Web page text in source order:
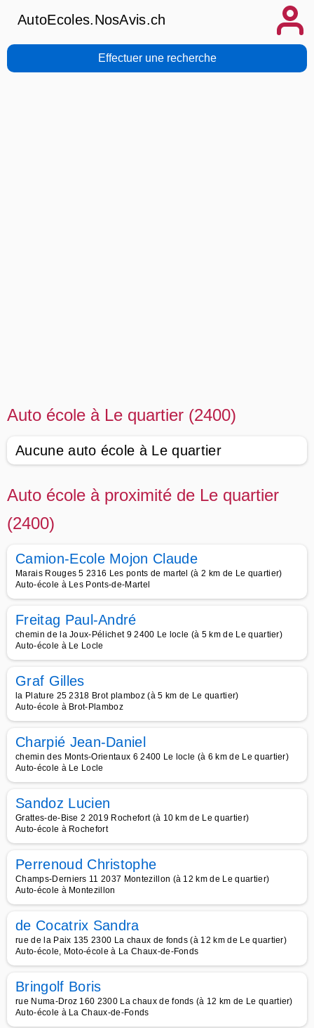
AutoEcoles.NosAvis.ch
Effectuer une recherche
Auto école à Le quartier (2400)
Aucune auto école à Le quartier
Auto école à proximité de Le quartier
(2400)
Camion-Ecole Mojon Claude
Marais Rouges 5 2316 Les ponts de martel (à 2 km de Le quartier)
Auto-école à Les Ponts-de-Martel
Freitag Paul-André
chemin de la Joux-Pélichet 9 2400 Le locle (à 5 km de Le quartier)
Auto-école à Le Locle
Graf Gilles
la Plature 25 2318 Brot plamboz (à 5 km de Le quartier)
Auto-école à Brot-Plamboz
Charpié Jean-Daniel
chemin des Monts-Orientaux 6 2400 Le locle (à 6 km de Le quartier)
Auto-école à Le Locle
Sandoz Lucien
Grattes-de-Bise 2 2019 Rochefort (à 10 km de Le quartier)
Auto-école à Rochefort
Perrenoud Christophe
Champs-Derniers 11 2037 Montezillon (à 12 km de Le quartier)
Auto-école à Montezillon
de Cocatrix Sandra
rue de la Paix 135 2300 La chaux de fonds (à 12 km de Le quartier)
Auto-école, Moto-école à La Chaux-de-Fonds
Bringolf Boris
rue Numa-Droz 160 2300 La chaux de fonds (à 12 km de Le quartier)
Auto-école à La Chaux-de-Fonds